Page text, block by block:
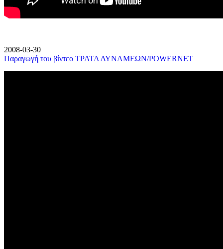
2008-03-30
Παραγωγή του βίντεο ΤΡΑΤΑ ΔΥΝΑΜΕΩΝ/POWERNET